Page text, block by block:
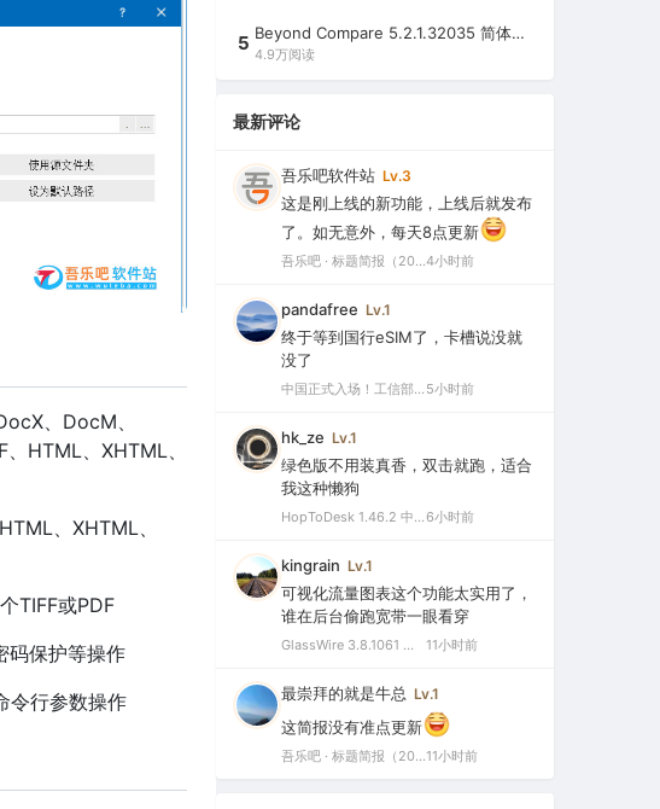
、DocM、
HTML、XHTML、
、XHTML、
TIFF或PDF
码保护等操作
令行参数操作
5 Beyond Compare 5.2.1.32035 简体中文注册版（超强文件/夹比较工具）
4.9万阅读
最新评论
吾乐吧软件站 Lv.3
这是刚上线的新功能，上线后就发布
了。如无意外，每天8点更新
吾乐吧 · 标题简报（2026-08-06）4小时前
pandafree Lv.1
终于等到国行eSIM了，卡槽说没就
没了
中国正式入场！工信部批复eSIM手机商用试验，2026或成爆发元年 5小时前
hk_ze Lv.1
绿色版不用装真香，双击就跑，适合
我这种懒狗
HopToDesk 1.46.2 中文绿色版（免费远程协助工具）6小时前
kingrain Lv.1
可视化流量图表这个功能太实用了，
谁在后台偷跑宽带一眼看穿
GlassWire 3.8.1061 中文特别版（可视化网络监控与个人防火墙） 11小时前
最崇拜的就是牛总 Lv.1
这简报没有准点更新
吾乐吧 · 标题简报（2026-08-06）11小时前